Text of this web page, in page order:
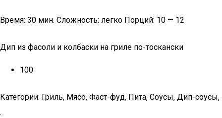
Время: 30 мин. Сложность: легко Порций: 10 — 12
Дип из фасоли и колбаски на гриле по-тоскански
100
Категории: Гриль, Мясо, Фаст-фуд, Пита, Соусы, Дип-соусы,
.